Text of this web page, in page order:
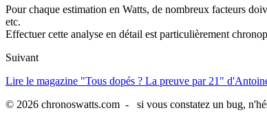
Pour chaque estimation en Watts, de nombreux facteurs
etc.
Effectuer cette analyse en détail est particulièrement
Suivant
Lire le magazine "Tous dopés ? La preuve par 21"
© 2026 chronoswatts.com - si vous constatez un bug,